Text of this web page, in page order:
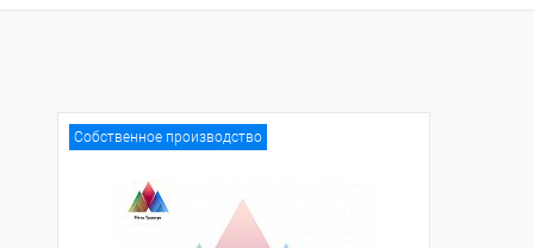
Собственное производство